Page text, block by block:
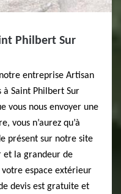
Philbert Sur
entreprise Artisan
à Saint Philbert Sur
vous nous envoyer une
vous n’aurez qu’à
présent sur notre site
et la grandeur de
votre espace extérieur
devis est gratuite et